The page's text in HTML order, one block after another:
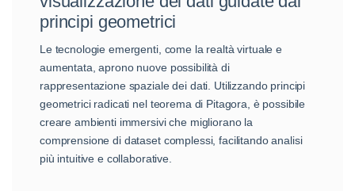
principi geometrici
Le tecnologie emergenti, come la realtà virtuale e
aumentata, aprono nuove possibilità di
rappresentazione spaziale dei dati. Utilizzando principi
geometrici radicati nel teorema di Pitagora, è possibile
creare ambienti immersivi che migliorano la
comprensione di dataset complessi, facilitando analisi
più intuitive e collaborative.